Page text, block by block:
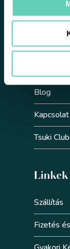
Rólunk
Blog
Kapcsolat
Tsuki Club
Linkek
Szállítás
Fizetés